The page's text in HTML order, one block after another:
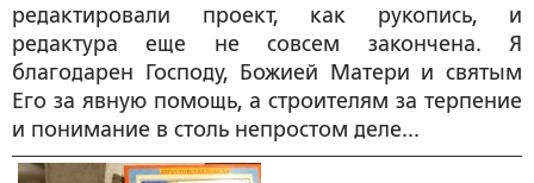
редактировали проект, как рукопись, и
редактура еще не совсем закончена. Я
благодарен Господу, Божией Матери и святым
Его за явную помощь, а строителям за терпение
и понимание в столь непростом деле...